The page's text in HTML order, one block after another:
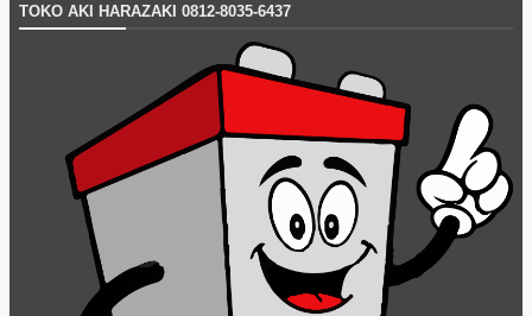
TOKO AKI HARAZAKI 0812-8035-6437